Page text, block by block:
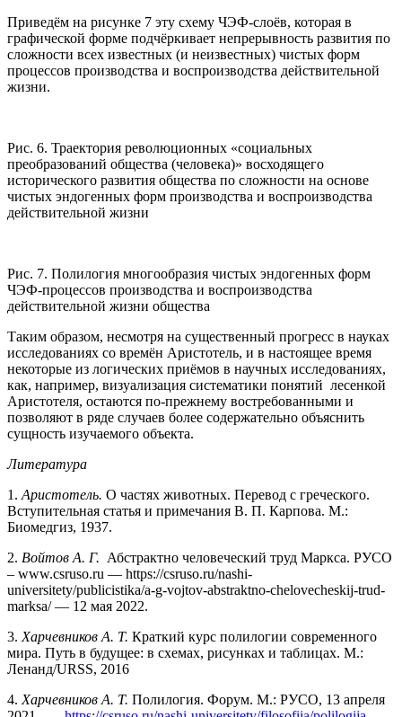
Приведём на рисунке 7 эту схему ЧЭФ-слоёв, которая в
графической форме подчёркивает непрерывность развития по
сложности всех известных (и неизвестных) чистых форм
процессов производства и воспроизводства действительной
жизни.
Рис. 6. Траектория революционных «социальных
преобразований общества (человека)» восходящего
исторического развития общества по сложности на основе
чистых эндогенных форм производства и воспроизводства
действительной жизни
Рис. 7. Полилогия многообразия чистых эндогенных форм
ЧЭФ-процессов производства и воспроизводства
действительной жизни общества
Таким образом, несмотря на существенный прогресс в науках
исследованиях со времён Аристотель, и в настоящее время
некоторые из логических приёмов в научных исследованиях,
как, например, визуализация систематики понятий лесенкой
Аристотеля, остаются по-прежнему востребованными и
позволяют в ряде случаев более содержательно объяснить
сущность изучаемого объекта.
Литература
1. Аристотель. О частях животных. Перевод с греческого.
Вступительная статья и примечания В. П. Карпова. М.:
Биомедгиз, 1937.
2. Войтов А. Г. Абстрактно человеческий труд Маркса. РУСО
– www.csruso.ru — https://csruso.ru/nashi-
universitety/publicistika/a-g-vojtov-abstraktno-chelovecheskij-trud-
marksa/ — 12 мая 2022.
3. Харчевников А. Т. Краткий курс полилогии современного
мира. Путь в будущее: в схемах, рисунках и таблицах. М.:
Ленанд/URSS, 2016
4. Харчевников А. Т. Полилогия. Форум. М.: РУСО, 13 апреля